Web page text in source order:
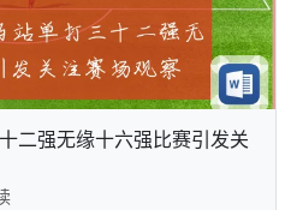
二强无缘十六强比赛引发关